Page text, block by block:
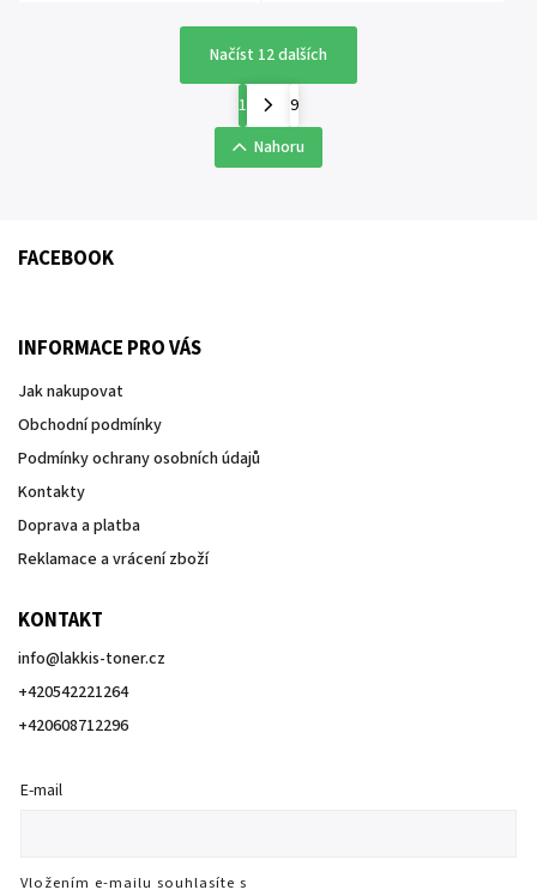
Načíst 12 dalších
1
9
Nahoru
FACEBOOK
INFORMACE PRO VÁS
Jak nakupovat
Obchodní podmínky
Podmínky ochrany osobních údajů
Kontakty
Doprava a platba
Reklamace a vrácení zboží
KONTAKT
info@lakkis-toner.cz
+420542221264
+420608712296
E-mail
Vložením e-mailu souhlasíte s